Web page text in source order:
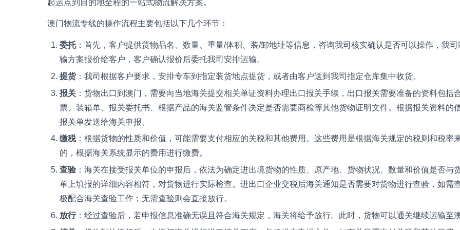
起运点到目的地全程的一站式物流解决方案。
澳门物流专线的操作流程主要包括以下几个环节：
委托：首先，客户提供货物品名、数量、重量/体积、装/卸地址等信息，咨询我司核实确认是否可以操作，我司
输方案报价给客户，客户确认报价后委托我司安排运输。
提货：我司根据客户要求，安排专车到指定装货地点提货，或者由客户送到我司指定仓库集中收货。
报关 ：货物出口到澳门，需要向当地海关提交相关单证资料办理出口报关手续，出口报关需要准备的资料包括
票、装箱单、报关委托书、根据产品的海关监管条件决定是否需要商检等其他货物证明文件。根据报关资料的
报关单发送给海关申报。
缴税：根据货物的性质和价值，可能需要支付相应的关税和其他费用。这些费用是根据海关规定的税则和税率
的，根据海关系统显示的费用进行缴费。
查验 ：海关在接受报关单位的申报后，依法为确定进出境货物的性质、原产地、货物状况、数量和价值是否与
单上填报的详细内容相符，对货物进行实际检查。进出口企业交税后海关通知是否需要对货物进行查验，如需
极配合海关查验工作；无需查验则会直接放行。
放行：经过查验后，若申报信息准确无误且符合海关规定，海关将给予放行。此时，货物可以通关继续运输至